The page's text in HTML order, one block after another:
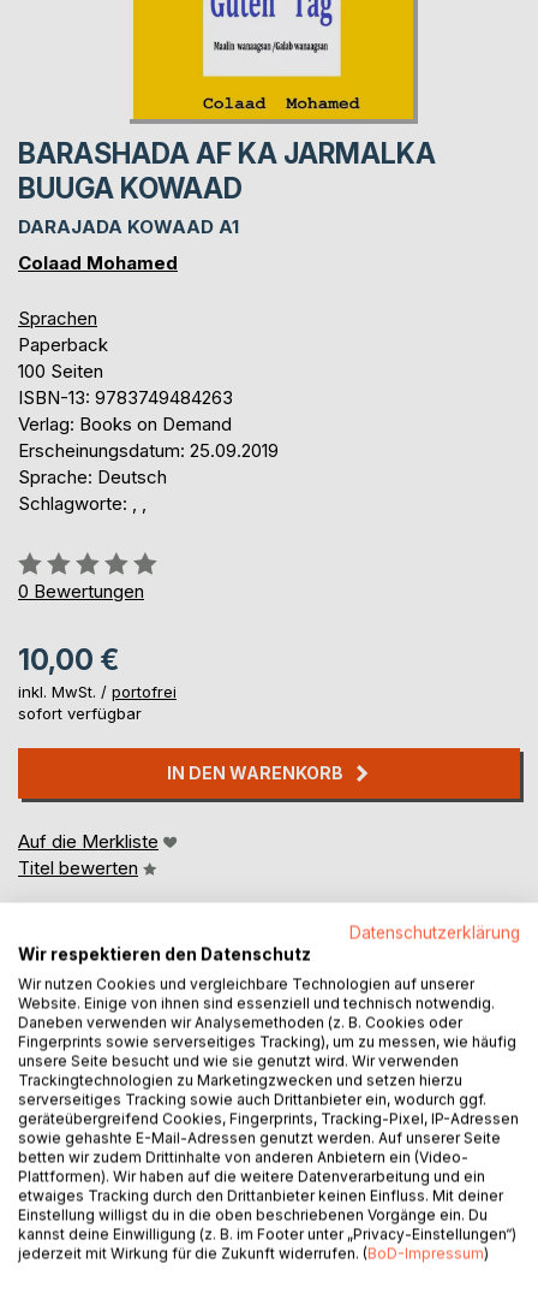
BARASHADA AF KA JARMALKA
BUUGA KOWAAD
DARAJADA KOWAAD A1
Colaad Mohamed
Sprachen
Paperback
100 Seiten
ISBN-13: 9783749484263
Verlag: Books on Demand
Erscheinungsdatum: 25.09.2019
Sprache: Deutsch
Schlagworte: , ,
Bewertung::
0%
0 Bewertungen
10,00 €
inkl. MwSt. / portofrei
sofort verfügbar
IN DEN WARENKORB
Auf die Merkliste
Titel bewerten
BESCHREIBUNG
Buugan waxan ugu talo galnay qof kasta oo bilaabaya
Barashada Af ka Jarmalka
Darajada Kowaad A1
AUTOR/IN
Datenschutzerklärung
Wir respektieren den Datenschutz
Wir nutzen Cookies und vergleichbare Technologien auf unserer
Website. Einige von ihnen sind essenziell und technisch notwendig.
Daneben verwenden wir Analysemethoden (z. B. Cookies oder
Fingerprints sowie serverseitiges Tracking), um zu messen, wie häufig
unsere Seite besucht und wie sie genutzt wird. Wir verwenden
Trackingtechnologien zu Marketingzwecken und setzen hierzu
serverseitiges Tracking sowie auch Drittanbieter ein, wodurch ggf.
geräteübergreifend Cookies, Fingerprints, Tracking-Pixel, IP-Adressen
sowie gehashte E-Mail-Adressen genutzt werden. Auf unserer Seite
betten wir zudem Drittinhalte von anderen Anbietern ein (Video-
Plattformen). Wir haben auf die weitere Datenverarbeitung und ein
etwaiges Tracking durch den Drittanbieter keinen Einfluss. Mit deiner
Einstellung willigst du in die oben beschriebenen Vorgänge ein. Du
kannst deine Einwilligung (z. B. im Footer unter „Privacy-Einstellungen“)
jederzeit mit Wirkung für die Zukunft widerrufen. (BoD-Impressum)